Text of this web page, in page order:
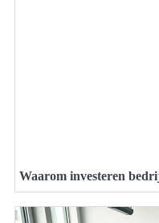
Waarom investeren